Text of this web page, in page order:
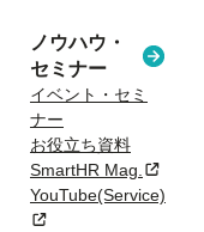
ノウハウ・
セミナー
イベント・セミ
ナー
お役立ち資料
SmartHR Mag.新規タ
YouTube(Service)
新規タブまたはウィン